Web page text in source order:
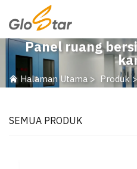
Panel ruang
Halaman Utama > Produk
SEMUA PRODUK